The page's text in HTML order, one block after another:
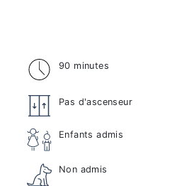
90 minutes
Pas d'ascenseur
Enfants admis
Non admis